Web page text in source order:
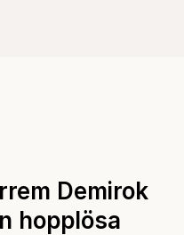
Demirok
hopplösa